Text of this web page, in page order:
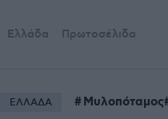
Ελλάδα Πρωτοσέλιδα
ΕΛΛΑΔΑ Μυλοπόταμος